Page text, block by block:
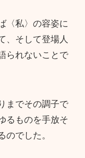
〈私〉の容姿に
、そして登場人
られないことで
までその調子で
るものを手放そ
のでした。